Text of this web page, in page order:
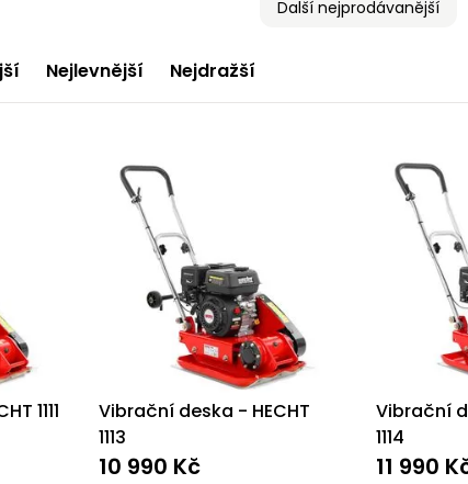
Další nejprodávanější
Nejlevnější Nejdražší
1111
Vibrační deska - HECHT
1113
10 990 Kč
Vibrační
1114
11 990